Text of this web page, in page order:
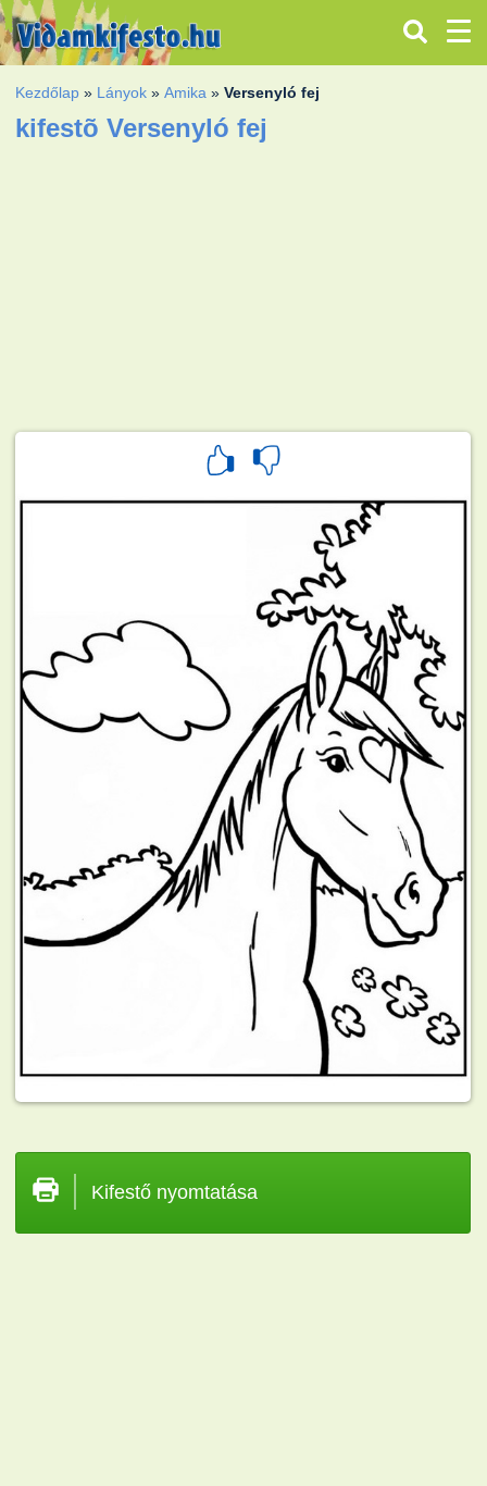
Kezdőlap » Lányok »Amika »Versenyló fej
kifestõ Versenyló fej
Kifestő nyomtatása